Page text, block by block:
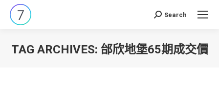
Search:
Search
TAG ARCHIVES: 邰欣地堡65期成交價